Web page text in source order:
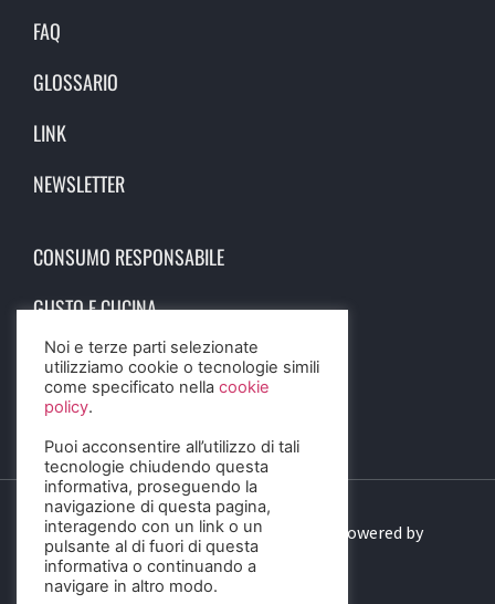
FAQ
GLOSSARIO
LINK
NEWSLETTER
CONSUMO RESPONSABILE
GUSTO E CUCINA
SCIENZA E SALUTE
STORIA E CULTURA
© 2023 Birra Informa. All Rights Reserved. Powered by
DIGITALSENSE
Noi e terze parti selezionate
utilizziamo cookie o tecnologie simili
come specificato nella cookie
policy.
Puoi acconsentire all’utilizzo di tali
tecnologie chiudendo questa
informativa, proseguendo la
navigazione di questa pagina,
interagendo con un link o un
pulsante al di fuori di questa
informativa o continuando a
navigare in altro modo.